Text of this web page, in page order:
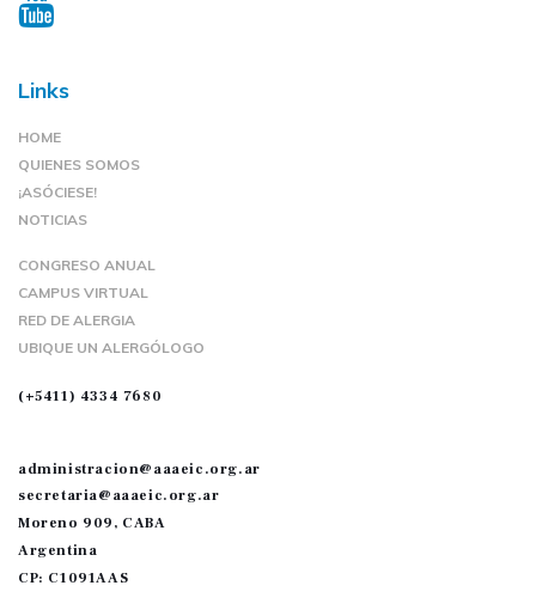
Links
HOME
QUIENES SOMOS
¡ASÓCIESE!
NOTICIAS
CONGRESO ANUAL
CAMPUS VIRTUAL
RED DE ALERGIA
UBIQUE UN ALERGÓLOGO
(+5411) 4334 7680
administracion@aaaeic.org.ar
secretaria@aaaeic.org.ar
Moreno 909, CABA
Argentina
CP: C1091AAS